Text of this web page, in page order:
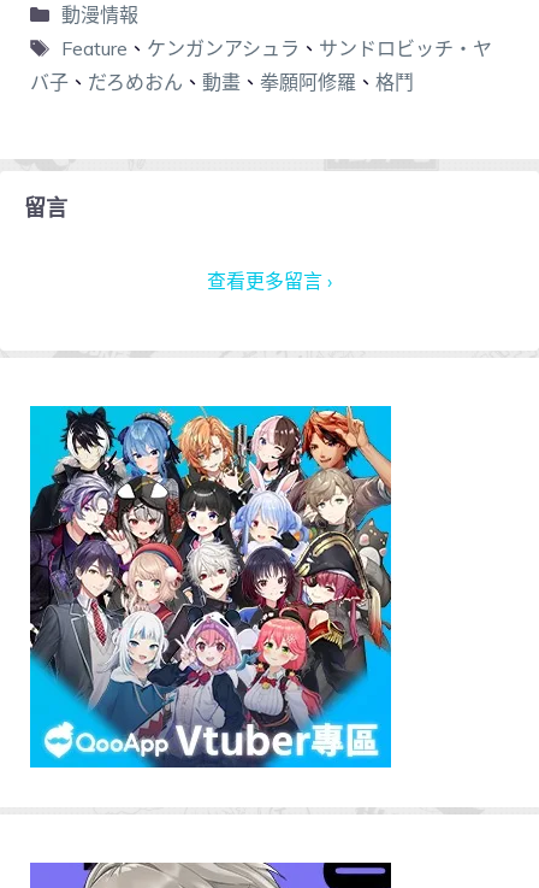
動漫情報
Feature 、 ケンガンアシュラ 、 サンドロビッチ・ヤ
バ子 、 だろめおん 、 動畫 、 拳願阿修羅 、 格鬥
留言
查看更多留言 ›